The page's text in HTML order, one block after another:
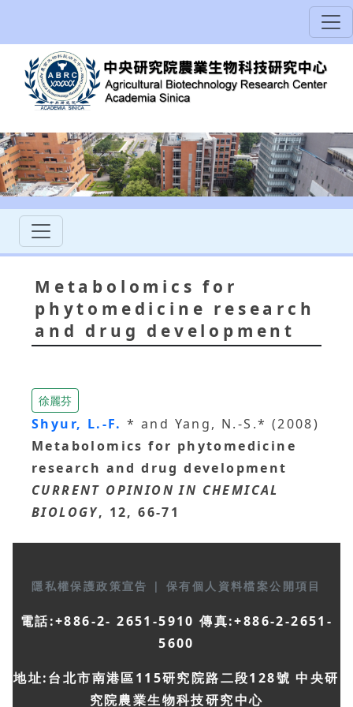
Metabolomics for
phytomedicine research
and drug development
徐麗芬
Shyur, L.-F.* and Yang, N.-S.* (2008)
Metabolomics for phytomedicine
research and drug development
CURRENT OPINION IN CHEMICAL
BIOLOGY, 12, 66-71
隱私權保護政策宣告 | 保有個人資料檔案公開項目
電話:+886-2- 2651-5910 傳真:+886-2-2651-
5600
地址:台北市南港區115研究院路二段128號 中央研
究院農業生物科技研究中心